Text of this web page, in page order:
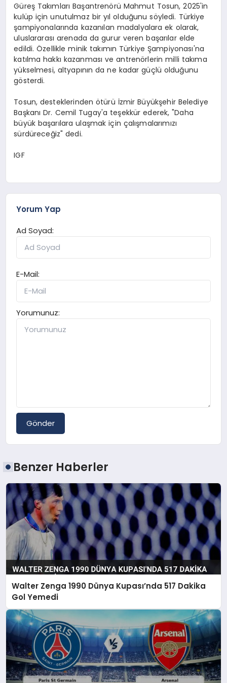
Güreş Takımları Başantrenörü Mahmut Tosun, 2025'in
kulüp için unutulmaz bir yıl olduğunu söyledi. Türkiye
şampiyonalarında kazanılan madalyalara ek olarak,
uluslararası arenada da gurur veren başarılar elde
edildi. Özellikle minik takımın Türkiye Şampiyonası'na
katılma hakkı kazanması ve antrenörlerin milli takıma
yükselmesi, altyapının da ne kadar güçlü olduğunu
gösterdi.
Tosun, desteklerinden ötürü İzmir Büyükşehir Belediye
Başkanı Dr. Cemil Tugay'a teşekkür ederek, "Daha
büyük başarılara ulaşmak için çalışmalarımızı
sürdüreceğiz" dedi.
IGF
Yorum Yap
Ad Soyad:
E-Mail:
Yorumunuz:
Gönder
Benzer Haberler
Walter Zenga 1990 Dünya Kupası’nda 517 Dakika
Gol Yemedi